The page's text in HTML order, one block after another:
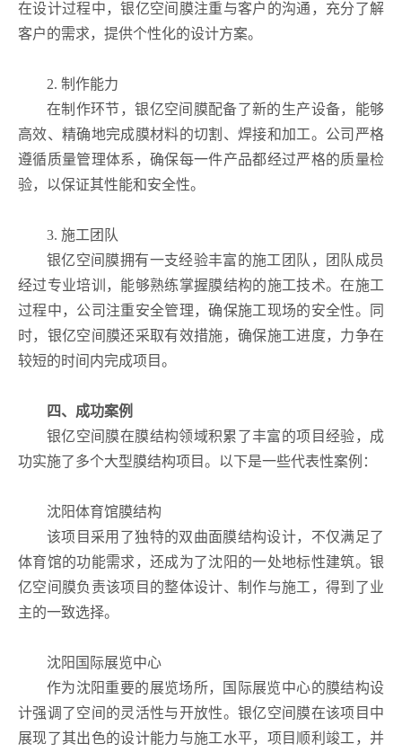
在设计过程中，银亿空间膜注重与客户的沟通，充分了解
客户的需求，提供个性化的设计方案。
2. 制作能力
在制作环节，银亿空间膜配备了新的生产设备，能够
高效、精确地完成膜材料的切割、焊接和加工。公司严格
遵循质量管理体系，确保每一件产品都经过严格的质量检
验，以保证其性能和安全性。
3. 施工团队
银亿空间膜拥有一支经验丰富的施工团队，团队成员
经过专业培训，能够熟练掌握膜结构的施工技术。在施工
过程中，公司注重安全管理，确保施工现场的安全性。同
时，银亿空间膜还采取有效措施，确保施工进度，力争在
较短的时间内完成项目。
四、成功案例
银亿空间膜在膜结构领域积累了丰富的项目经验，成
功实施了多个大型膜结构项目。以下是一些代表性案例：
沈阳体育馆膜结构
该项目采用了独特的双曲面膜结构设计，不仅满足了
体育馆的功能需求，还成为了沈阳的一处地标性建筑。银
亿空间膜负责该项目的整体设计、制作与施工，得到了业
主的一致选择。
沈阳国际展览中心
作为沈阳重要的展览场所，国际展览中心的膜结构设
计强调了空间的灵活性与开放性。银亿空间膜在该项目中
展现了其出色的设计能力与施工水平，项目顺利竣工，并